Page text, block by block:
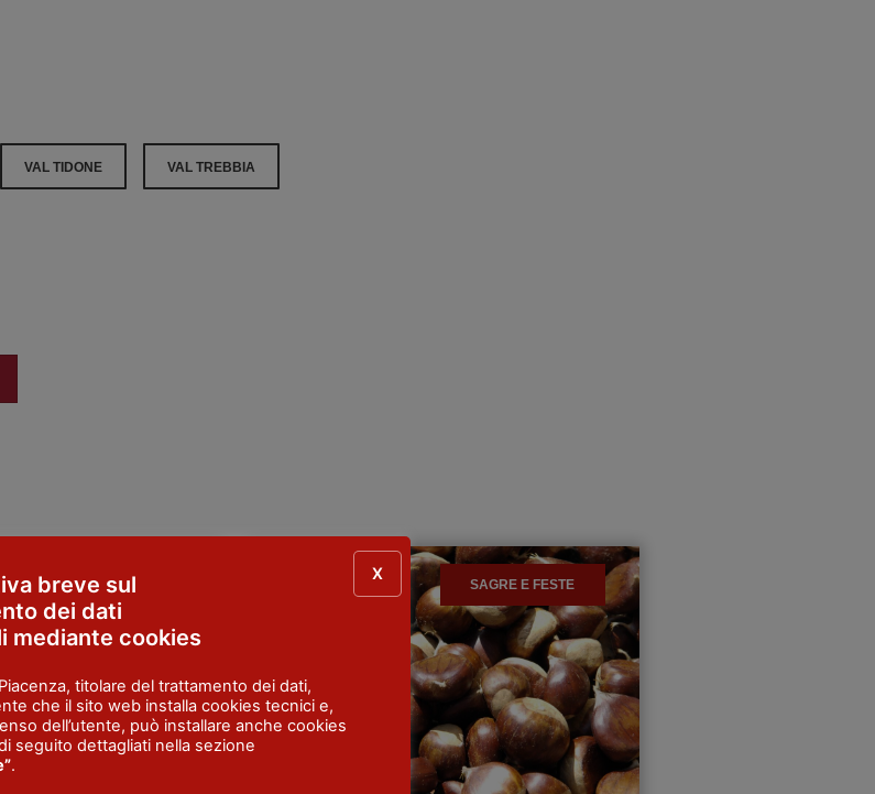
VAL TIDONE VAL TREBBIA
SPORT SAGRE E FESTE
breve sul
dei dati
mediante cookies
titolare del trattamento dei dati,
che il sito web installa cookies tecnici e,
dell’utente, può installare anche cookies
seguito dettagliati nella sezione
.
X